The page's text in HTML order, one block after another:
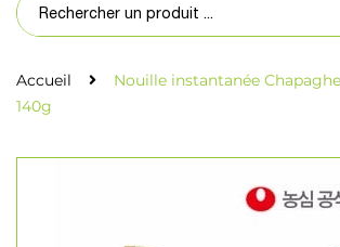
Accueil
Nouille instantanée
140g